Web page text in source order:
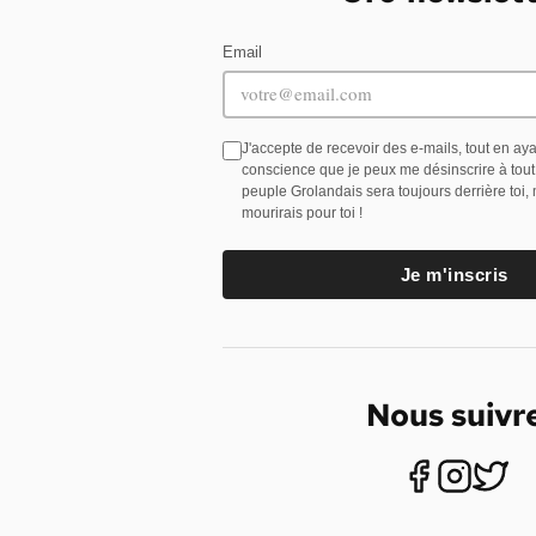
Email
J'accepte de recevoir des e-mails, tout en
conscience que je peux me désinscrire à
peuple Grolandais sera toujours derrière toi,
mourirais pour toi !
Je m'inscris
Nous